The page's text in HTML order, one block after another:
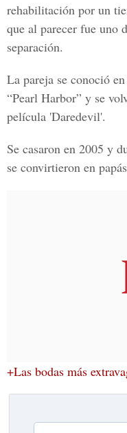
rehabilitación por un
que al parecer fue uno
separación.
La pareja se conoció
“Pearl Harbor” y se
película 'Daredevil'.
Se casaron en 2005 y
se convirtieron en
+Las bodas más